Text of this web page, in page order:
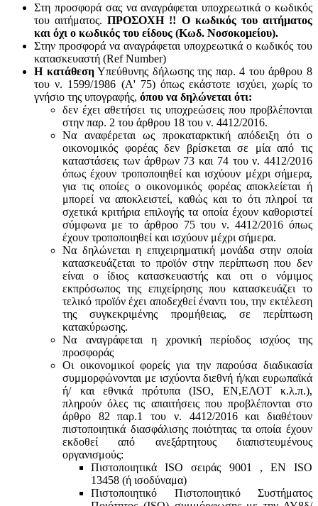
Στη προσφορά σας να αναγράφεται υποχρεωτικά ο κωδικός
του αιτήματος.ΠΡΟΣΟΧΗ !! Ο κωδικός του αιτήματος
και όχι ο κωδικός του είδους (Κωδ. Νοσοκομείου).
Στην προσφορά να αναγράφεται υποχρεωτικά ο κωδικός του
κατασκευαστή (Ref Number)
Η κατάθεσηΥπεύθυνης δήλωσης της παρ. 4 του άρθρου 8
του ν. 1599/1986 (Α' 75) όπως εκάστοτε ισχύει, χωρίς το
γνήσιο της υπογραφής, όπου να δηλώνεται ότι:
δεν έχει αθετήσει τις υποχρεώσεις που προβλέπονται
στην παρ. 2 του άρθρου 18 του ν. 4412/2016.
Να αναφέρεται ως προκαταρκτική απόδειξη ότι ο
οικονομικός φορέας δεν βρίσκεται σε μία από τις
καταστάσεις των άρθρων 73 και 74 του ν. 4412/2016
όπως έχουν τροποποιηθεί και ισχύουν μέχρι σήμερα,
για τις οποίες ο οικονομικός φορέας αποκλείεται ή
μπορεί να αποκλειστεί, καθώς και το ότι πληροί τα
σχετικά κριτήρια επιλογής τα οποία έχουν καθοριστεί
σύμφωνα με τo άρθροo 75 του ν. 4412/2016 όπως
έχουν τροποποιηθεί και ισχύουν μέχρι σήμερα.
Να δηλώνεται η επιχειρηματική μονάδα στην οποία
κατασκευάζεται το προϊόν στην περίπτωση που δεν
είναι ο ίδιος κατασκευαστής και oτι ο νόμιμος
εκπρόσωπος της επιχείρησης που κατασκευάζει το
τελικό προϊόν έχει αποδεχθεί έναντι του, την εκτέλεση
της συγκεκριμένης προμήθειας, σε περίπτωση
κατακύρωσης.
Να αναγράφεται η χρονική περίοδος ισχύος της
προσφοράς
Οι οικονομικοί φορείς για την παρούσα διαδικασία
συμμορφώνονται με ισχύοντα διεθνή ή/και ευρωπαϊκά
ή/ και εθνικά πρότυπα (ISO, ΕΝ,ΕΛΟΤ κ.λ.π.),
πληρούν όλες τις απαιτήσεις που προβλέπονται στο
άρθρο 82 παρ.1 του ν. 4412/2016 και διαθέτουν
πιστοποιητικά διασφάλισης ποιότητας τα οποία έχουν
εκδοθεί από ανεξάρτητους διαπιστευμένους
οργανισμούς:
Πιστοποιητικά ISO σειράς 9001 , ΕΝ ISO
13458 (ή ισοδύναμα)
Πιστοποιητικό Πιστοποιητικό Συστήματος